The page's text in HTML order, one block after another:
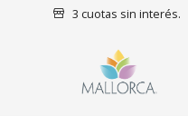
3 cuotas sin interés.
Portavelas Portavela
|